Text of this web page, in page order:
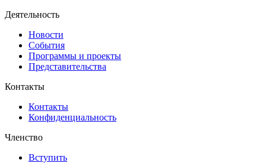
Деятельность
Новости
События
Программы и проекты
Представительства
Контакты
Контакты
Конфиденциальность
Членство
Вступить